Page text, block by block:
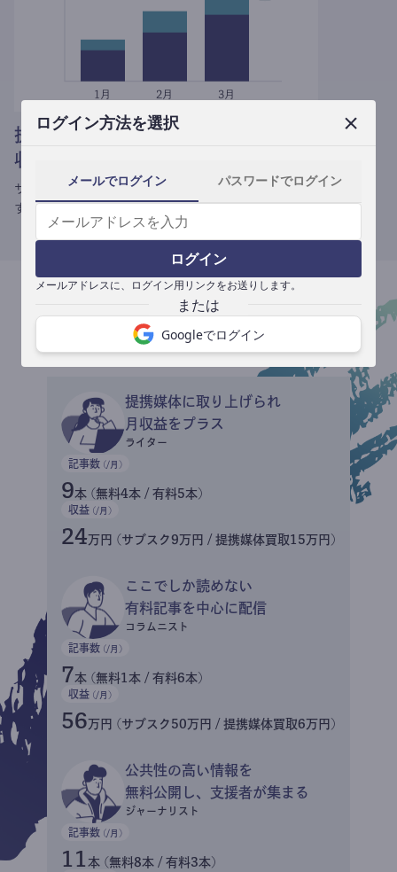
ログイン方法を選択
メールでログイン パスワードでログイン
ログイン
メールアドレスに、ログイン用リンクをお送りします。
Googleでログイン
提携媒体による記事買い取りで
収益がプラスされる
サブスク収益にメディアへの記事提供の売り上げをプラスできま
す。
収益イメージ
提携媒体に取り上げられ
月収益をプラス
ライター
記事数 (/月)
9本 (無料4本 / 有料5本)
収益 (/月)
24万円 (サブスク9万円 / 提携媒体買取15万円)
ここでしか読めない
有料記事を中心に配信
コラムニスト
記事数 (/月)
7本 (無料1本 / 有料6本)
収益 (/月)
56万円 (サブスク50万円 / 提携媒体買取6万円)
公共性の高い情報を
無料公開し、支援者が集まる
ジャーナリスト
記事数 (/月)
11 本 (無料8本 / 有料3本)